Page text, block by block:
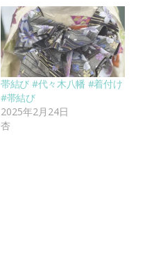
帯結び #代々木八幡 #着付け
#帯結び
2025年2月24日
杏